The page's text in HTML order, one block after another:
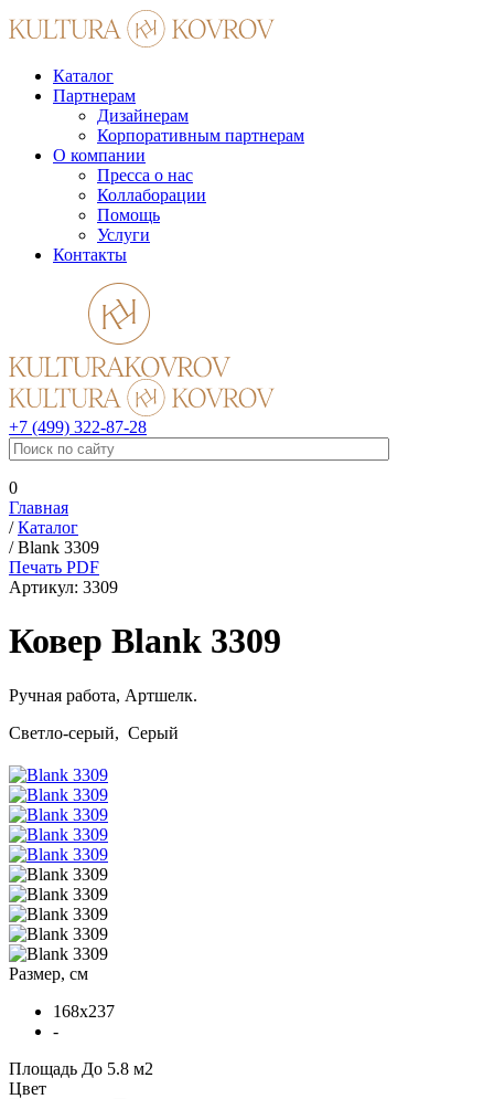
Каталог
Партнерам
Дизайнерам
Корпоративным партнерам
О компании
Пресса о нас
Коллаборации
Помощь
Услуги
Контакты
+7 (499) 322-87-28
0
Главная
/Каталог
/Blank 3309
Печать PDF
Артикул: 3309
Ковер Blank 3309
Ручная работа, Артшелк.
Светло-серый, Серый
Размер, см
168x237
-
Площадь До 5.8 м2
Цвет